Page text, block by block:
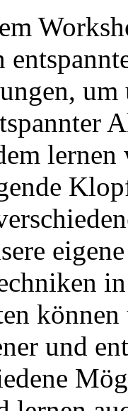
lernen
können
und